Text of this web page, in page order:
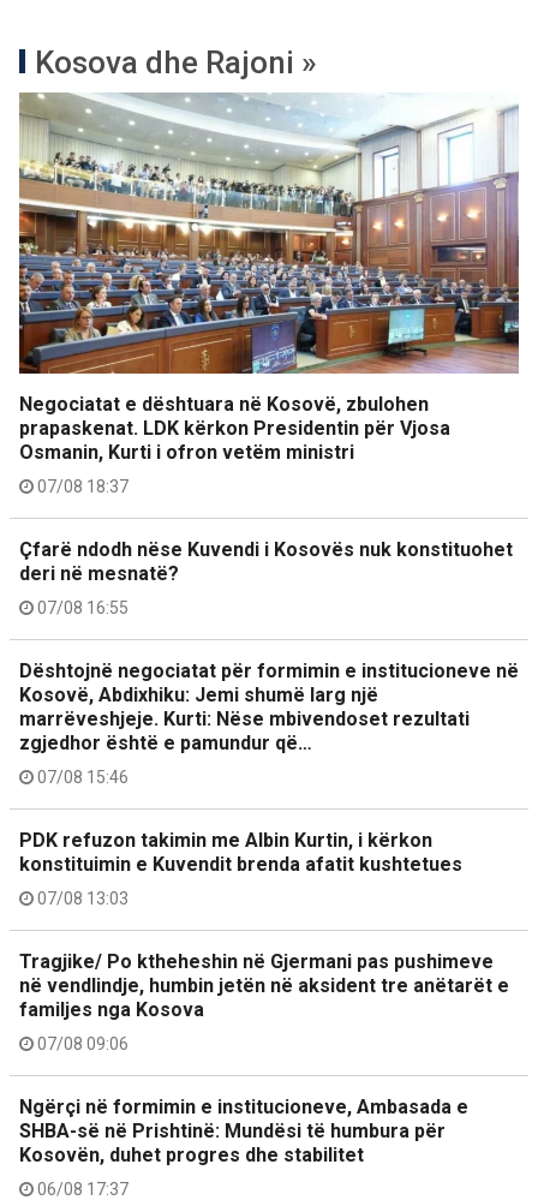
Kosova dhe Rajoni »
Negociatat e dështuara në Kosovë, zbulohen
prapaskenat. LDK kërkon Presidentin për Vjosa
Osmanin, Kurti i ofron vetëm ministri
07/08 18:37
Çfarë ndodh nëse Kuvendi i Kosovës nuk konstituohet
deri në mesnatë?
07/08 16:55
Dështojnë negociatat për formimin e institucioneve në
Kosovë, Abdixhiku: Jemi shumë larg një
marrëveshjeje. Kurti: Nëse mbivendoset rezultati
zgjedhor është e pamundur që…
07/08 15:46
PDK refuzon takimin me Albin Kurtin, i kërkon
konstituimin e Kuvendit brenda afatit kushtetues
07/08 13:03
Tragjike/ Po ktheheshin në Gjermani pas pushimeve
në vendlindje, humbin jetën në aksident tre anëtarët e
familjes nga Kosova
07/08 09:06
Ngërçi në formimin e institucioneve, Ambasada e
SHBA-së në Prishtinë: Mundësi të humbura për
Kosovën, duhet progres dhe stabilitet
06/08 17:37